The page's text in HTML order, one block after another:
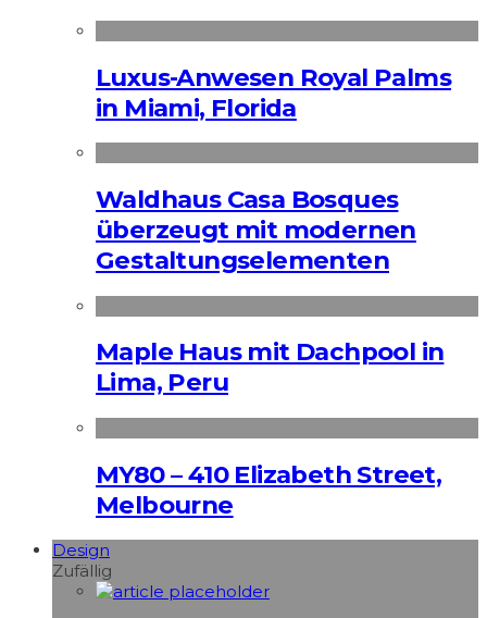
Luxus-Anwesen Royal Palms
in Miami, Florida
Waldhaus Casa Bosques
überzeugt mit modernen
Gestaltungselementen
Maple Haus mit Dachpool in
Lima, Peru
MY80 – 410 Elizabeth Street,
Melbourne
Design
Zufällig